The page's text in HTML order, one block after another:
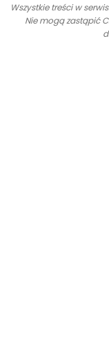
Wszystkie treści w
Nie mogą zastąpić